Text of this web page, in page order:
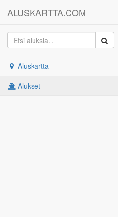
ALUSKARTTA.COM
Aluskartta
Alukset